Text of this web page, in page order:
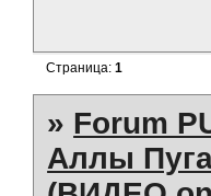
Страница:1
» Forum
Аллы